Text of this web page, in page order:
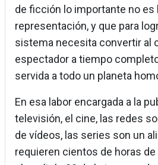
de ficción lo importante no es
representación, y que para
sistema necesita convertir al
espectador a tiempo
servida a todo un planeta
En esa labor encargada a la
televisión, el cine, las redes
de vídeos, las series son un
requieren cientos de horas